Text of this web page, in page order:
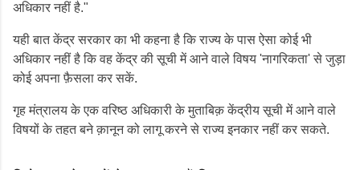
अधिकार नहीं है."
यही बात केंद्र सरकार का भी कहना है कि राज्य के पास ऐसा कोई भी
अधिकार नहीं है कि वह केंद्र की सूची में आने वाले विषय 'नागरिकता' से जुड़ा
कोई अपना फ़ैसला कर सकें.
गृह मंत्रालय के एक वरिष्ठ अधिकारी के मुताबिक़ केंद्रीय सूची में आने वाले
विषयों के तहत बने क़ानून को लागू करने से राज्य इनकार नहीं कर सकते.